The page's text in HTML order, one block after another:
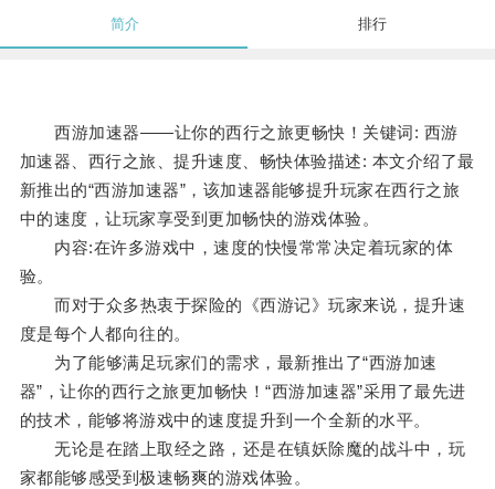
简介 排行
西游加速器——让你的西行之旅更畅快！关键词: 西游
加速器、西行之旅、提升速度、畅快体验描述: 本文介绍了最
新推出的“西游加速器”，该加速器能够提升玩家在西行之旅
中的速度，让玩家享受到更加畅快的游戏体验。
内容:在许多游戏中，速度的快慢常常决定着玩家的体
验。
而对于众多热衷于探险的《西游记》玩家来说，提升速
度是每个人都向往的。
为了能够满足玩家们的需求，最新推出了“西游加速
器”，让你的西行之旅更加畅快！“西游加速器”采用了最先进
的技术，能够将游戏中的速度提升到一个全新的水平。
无论是在踏上取经之路，还是在镇妖除魔的战斗中，玩
家都能够感受到极速畅爽的游戏体验。